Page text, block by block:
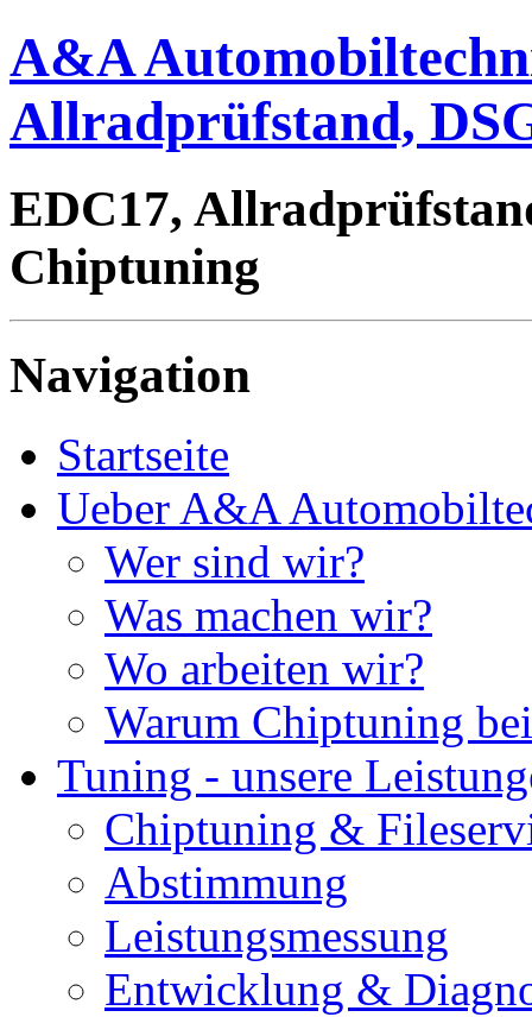
A&A
Allradprüfstand,
EDC17,
Chiptuning
Navigation
Startseite
Ueber A&A
Wer sind wir?
Was machen wir?
Wo arbeiten wir?
Warum Chiptuning
Tuning - unsere
Chiptuning &
Abstimmung
Leistungsmessung
Entwicklung &